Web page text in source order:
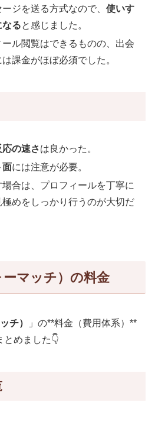
ジを送る方式なので、使いす
なると感じました。
ル閲覧はできるものの、出会
課金がほぼ必須でした。
の速さは良かった。
面には注意が必要。
合は、プロフィールを丁寧に
めをしっかり行うのが大切だ
マッチ）の料金
チ）
」の**料金（費用体系）**
とめました👇